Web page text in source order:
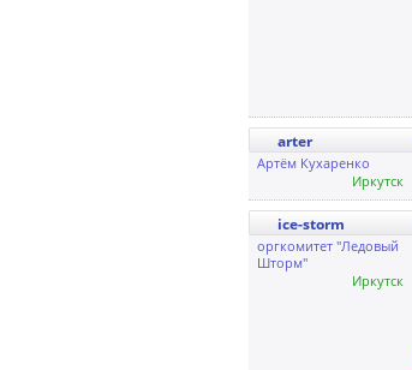
arter
Артём Кухаренко
Иркутск
ice-storm
оргкомитет "Ледовый
Шторм"
Иркутск